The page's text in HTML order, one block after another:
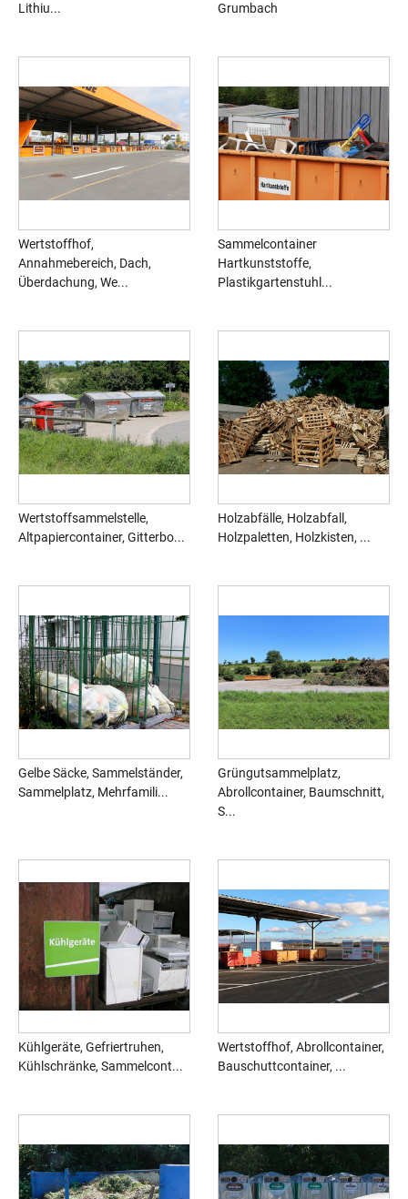
Lithiu...
Grumbach
Wertstoffhof,
Annahmebereich, Dach,
Überdachung, We...
Sammelcontainer
Hartkunststoffe,
Plastikgartenstuhl...
Wertstoffsammelstelle,
Altpapiercontainer, Gitterbo...
Holzabfälle, Holzabfall,
Holzpaletten, Holzkisten, ...
Gelbe Säcke, Sammelständer,
Sammelplatz, Mehrfamili...
Grüngutsammelplatz,
Abrollcontainer, Baumschnitt,
S...
Kühlgeräte, Gefriertruhen,
Kühlschränke, Sammelcont...
Wertstoffhof, Abrollcontainer,
Bauschuttcontainer, ...